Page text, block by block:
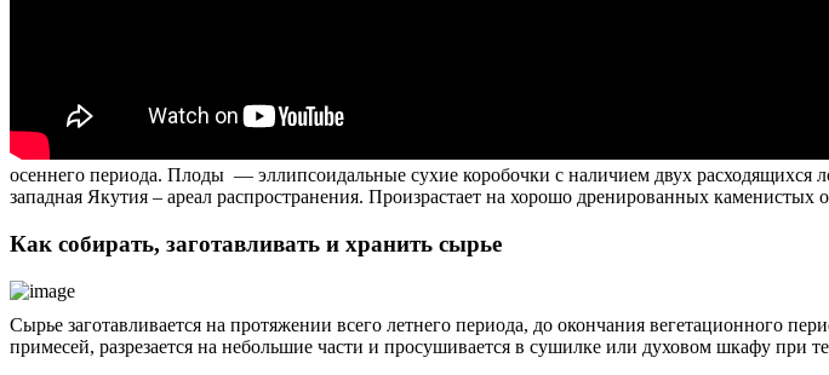
осеннего периода. Плоды — эллипсоидальные сухие коробочки с наличием двух расходящихся
западная Якутия – ареал распространения. Произрастает на хорошо дренированных каменистых
Как собирать, заготавливать и хранить сырье
Сырье заготавливается на протяжении всего летнего периода, до окончания вегетационного
примесей, разрезается на небольшие части и просушивается в сушилке или духовом шкафу при